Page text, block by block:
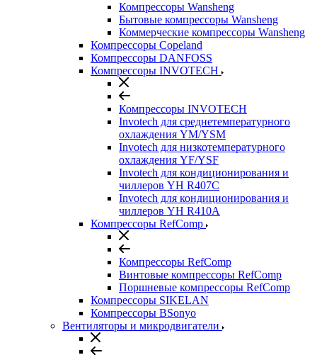
Компрессоры Wansheng
Бытовые компрессоры Wansheng
Коммерческие компрессоры Wansheng
Компрессоры Copeland
Компрессоры DANFOSS
Компрессоры INVOTECH
Компрессоры INVOTECH
Invotech для среднетемпературного
охлаждения YM/YSM
Invotech для низкотемпературного
охлаждения YF/YSF
Invotech для кондиционирования и
чиллеров YH R407C
Invotech для кондиционирования и
чиллеров YH R410A
Компрессоры RefComp
Компрессоры RefComp
Винтовые компрессоры RefComp
Поршневые компрессоры RefComp
Компрессоры SIKELAN
Компрессоры BSonyo
Вентиляторы и микродвигатели